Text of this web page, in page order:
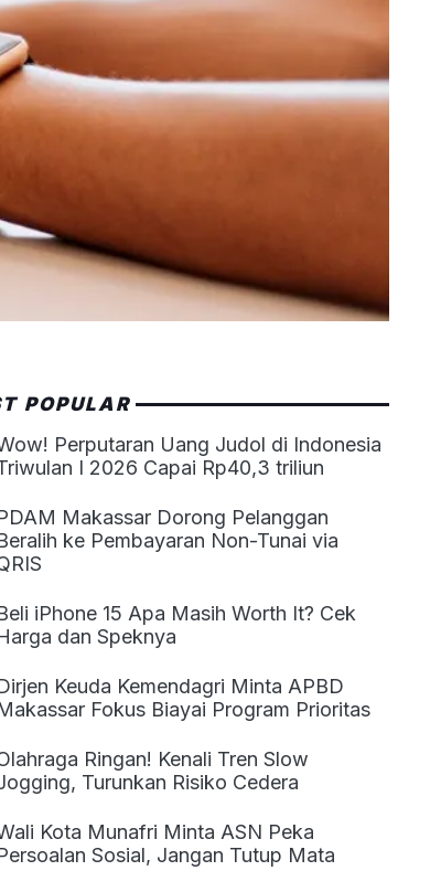
POPULAR
Perputaran Uang Judol di Indonesia
I 2026 Capai Rp40,3 triliun
Makassar Dorong Pelanggan
ke Pembayaran Non-Tunai via
iPhone 15 Apa Masih Worth It? Cek
dan Speknya
Keuda Kemendagri Minta APBD
Fokus Biayai Program Prioritas
Ringan! Kenali Tren Slow
Turunkan Risiko Cedera
Kota Munafri Minta ASN Peka
Sosial, Jangan Tutup Mata